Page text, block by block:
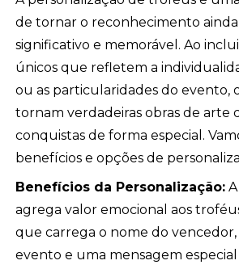
de tornar o reconhecimento ainda
significativo e memorável. Ao
únicos que refletem a
ou as particularidades do evento,
tornam verdadeiras obras de arte
conquistas de forma especial.
benefícios e opções de
Benefícios da Personalização:
agrega valor emocional aos
que carrega o nome do vencedor,
evento e uma mensagem